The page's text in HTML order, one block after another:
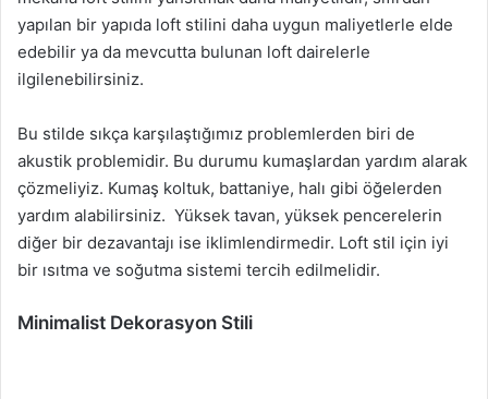
yapılan bir yapıda loft stilini daha uygun maliyetlerle elde
edebilir ya da mevcutta bulunan loft dairelerle
ilgilenebilirsiniz.
Bu stilde sıkça karşılaştığımız problemlerden biri de
akustik problemidir. Bu durumu kumaşlardan yardım alarak
çözmeliyiz. Kumaş koltuk, battaniye, halı gibi öğelerden
yardım alabilirsiniz. Yüksek tavan, yüksek pencerelerin
diğer bir dezavantajı ise iklimlendirmedir. Loft stil için iyi
bir ısıtma ve soğutma sistemi tercih edilmelidir.
Minimalist Dekorasyon Stili